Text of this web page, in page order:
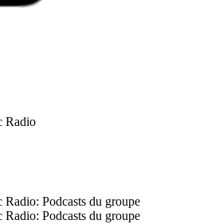
Radio
Podcasts du groupe
Podcasts du groupe